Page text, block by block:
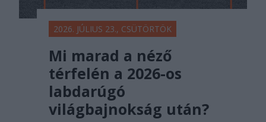
2026. JÚLIUS 23., CSÜTÖRTÖK
Mi marad a néző
térfelén a 2026-os
labdarúgó
világbajnokság után?